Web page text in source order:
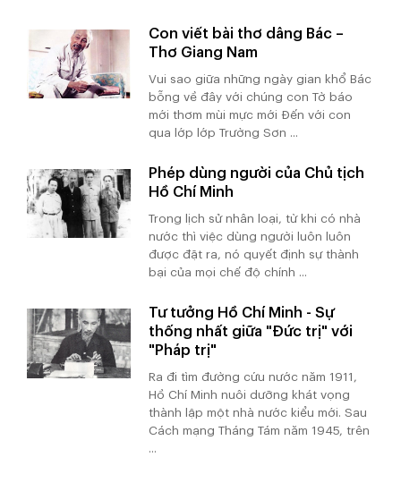
Con viết bài thơ dâng Bác –
Thơ Giang Nam
Vui sao giữa những ngày gian khổ Bác
bỗng về đây với chúng con Tờ báo
mới thơm mùi mực mới Đến với con
qua lớp lớp Trường Sơn ...
Phép dùng người của Chủ tịch
Hồ Chí Minh
Trong lịch sử nhân loại, từ khi có nhà
nước thì việc dùng người luôn luôn
được đặt ra, nó quyết định sự thành
bại của mọi chế độ chính ...
Tư tưởng Hồ Chí Minh - Sự
thống nhất giữa "Đức trị" với
"Pháp trị"
Ra đi tìm đường cứu nước năm 1911,
Hồ Chí Minh nuôi dưỡng khát vọng
thành lập một nhà nước kiểu mới. Sau
Cách mạng Tháng Tám năm 1945, trên
...